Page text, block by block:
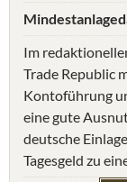
Im
Trade Republic
Kontoführung
eine gute
deutsche
Tagesgeld zu